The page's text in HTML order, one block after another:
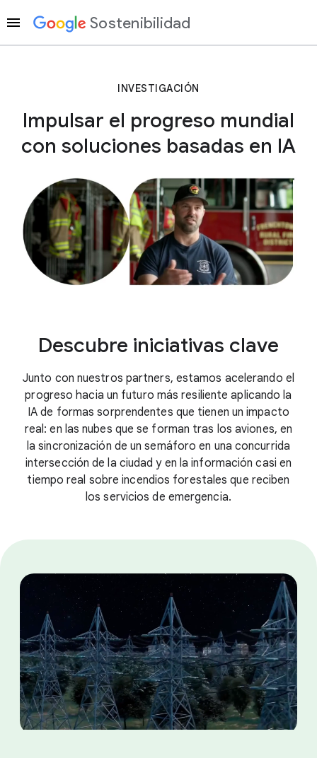
Sostenibilidad
INVESTIGACIÓN
Impulsar el progreso mundial
con soluciones basadas en IA
Descubre iniciativas clave
Junto con nuestros partners, estamos acelerando el
progreso hacia un futuro más resiliente aplicando la
IA de formas sorprendentes que tienen un impacto
real: en las nubes que se forman tras los aviones, en
la sincronización de un semáforo en una concurrida
intersección de la ciudad y en la información casi en
tiempo real sobre incendios forestales que reciben
los servicios de emergencia.